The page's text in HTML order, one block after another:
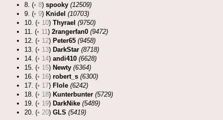
8. (• 8) spooky (12509)
9. (• 9) Knidel (10703)
10. (• 10) Thyrael (9750)
11. (• 11) 2rangerfan0 (9472)
12. (• 12) Peter65 (9458)
13. (• 13) DarkStar (8718)
14. (• 14) andi410 (6628)
15. (• 15) Newty (6364)
16. (• 16) robert_s (6300)
17. (• 17) Flole (6242)
18. (• 18) Kunterbunter (5729)
19. (• 19) DarkNike (5489)
20. (• 20) GLS (5419)